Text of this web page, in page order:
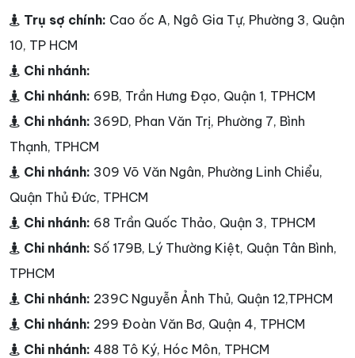
Trụ sợ chính: Cao ốc A, Ngô Gia Tự, Phường 3, Quận
10, TP HCM
Chi nhánh:
Chi nhánh: 69B, Trần Hưng Đạo, Quận 1, TPHCM
Chi nhánh: 369D, Phan Văn Trị, Phường 7, Bình
Thạnh, TPHCM
Chi nhánh: 309 Võ Văn Ngân, Phường Linh Chiểu,
Quận Thủ Đức, TPHCM
Chi nhánh: 68 Trần Quốc Thảo, Quận 3, TPHCM
Chi nhánh: Số 179B, Lý Thường Kiệt, Quận Tân Bình,
TPHCM
Chi nhánh: 239C Nguyễn Ảnh Thủ, Quận 12,TPHCM
Chi nhánh: 299 Đoàn Văn Bơ, Quận 4, TPHCM
Chi nhánh: 488 Tô Ký, Hóc Môn, TPHCM